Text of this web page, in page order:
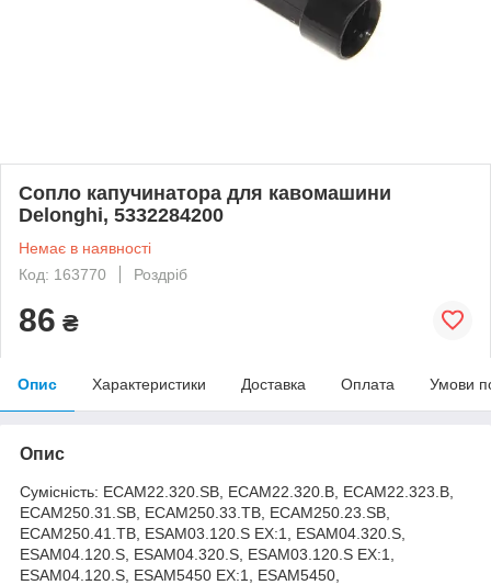
Сопло капучинатора для кавомашини
Delonghi, 5332284200
Немає в наявності
Код: 163770
Роздріб
86 ₴
Опис Характеристики Доставка Оплата Умови
Опис
Сумісність: ECAM22.320.SB, ECAM22.320.B, ECAM22.323.B,
ECAM250.31.SB, ECAM250.33.TB, ECAM250.23.SB,
ECAM250.41.TB, ESAM03.120.S EX:1, ESAM04.320.S,
ESAM04.120.S, ESAM04.320.S, ESAM03.120.S EX:1,
ESAM04.120.S, ESAM5450 EX:1, ESAM5450,